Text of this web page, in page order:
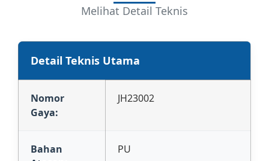
Melihat Detail Teknis
Detail Teknis Utama
Nomor
Gaya:
JH23002
Bahan
PU